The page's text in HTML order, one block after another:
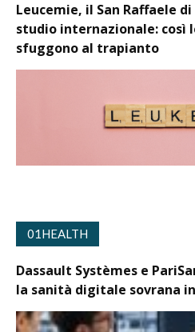
Leucemie, il San Raffaele
studio internazionale: così
sfuggono al trapianto
01HEALTH
Dassault Systèmes e
la sanità digitale sovrana